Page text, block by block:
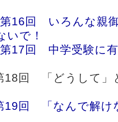
第16回 いろんな親
いで！
第17回 中学受験に
18回 「どうして」
19回 「なんで解け